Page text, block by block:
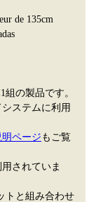
de 135cm
組の製品です。
ステムに利用
ページ もご覧
されていま
トと組み合わせ